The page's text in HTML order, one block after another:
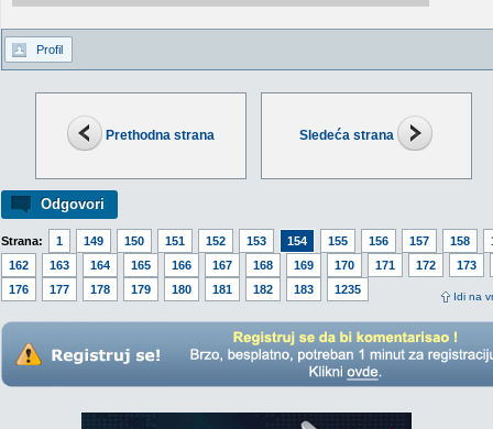
Prethodna strana Sledeća strana
Odgovori
Strana: 1 149 150 151 152 153 154 155 156 157 158
162
163 164 165 166 167 168 169 170 171 172
173
176
177 178 179 180 181 182 183 1235
Idi na
Profil